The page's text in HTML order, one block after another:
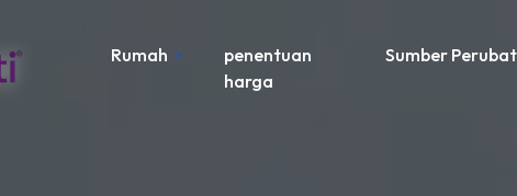
Rumah
penentuan
harga
Sumber